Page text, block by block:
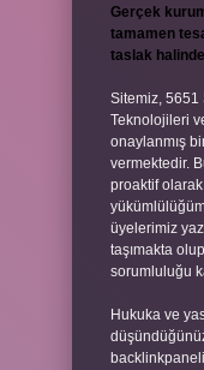
Gerçek
tamamen
taslak
Sitemiz, 5651
Teknolojileri
onaylanmış
vermektedir.
proaktif
üyelerimiz
taşımakta
sorumluluğu
Hukuka ve